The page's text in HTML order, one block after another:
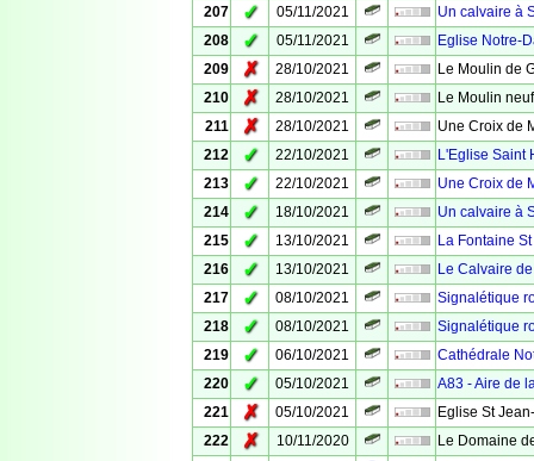
207
✓ 05/11/2021
Un calvaire à
208
✓ 05/11/2021
Eglise Notre-
209
✗ 28/10/2021
Le Moulin de
210
✗ 28/10/2021
Le Moulin neuf
211
✗ 28/10/2021
Une Croix de
212
✓ 22/10/2021
L'Eglise Saint
213
✓ 22/10/2021
Une Croix de
214
✓ 18/10/2021
Un calvaire à
215
✓ 13/10/2021
La Fontaine
216
✓ 13/10/2021
Le Calvaire
217
✓ 08/10/2021
Signalétique
218
✓ 08/10/2021
Signalétique
219
✓ 06/10/2021
Cathédrale
220
✓ 05/10/2021
A83 - Aire de
221
✗ 05/10/2021
Eglise St
222
✗ 10/11/2020
Le Domaine